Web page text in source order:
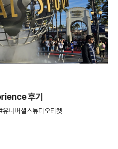
후기
유니버셜스튜디오티켓